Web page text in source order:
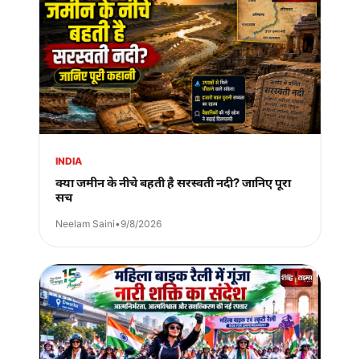
INDIA
क्या जमीन के नीचे बहती है सरस्वती नदी? जानिए पूरा
सच
Neelam Saini•9/8/2026